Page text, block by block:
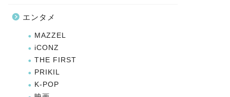
エンタメ
MAZZEL
iCONZ
THE FIRST
PRIKIL
K-POP